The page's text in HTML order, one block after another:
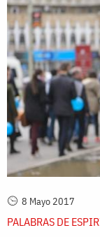
8 Mayo 2017
PALABRAS DE